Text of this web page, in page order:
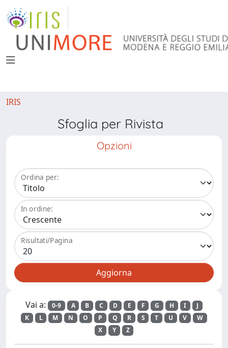
IRIS
Sfoglia per Rivista
Opzioni
Ordina per:
In ordine:
Risultati/Pagina
Vai a: 0-9 A B C D E F G H I
J
K
L M N O P Q R S T U V
W
X
Y Z